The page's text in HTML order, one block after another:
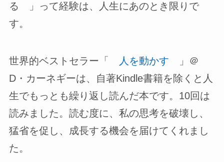
る 」って経験は、人生にあのとき限りで
す。
世界的ベストセラー「 人を動かす 」＠
D・カーネギーは、自著Kindle書籍を除くと人
生でもっとも繰り返し読んだ本です。10回は
読みました。読む度に、私の思考を破壊し、
猛省を促し、成長する機会を届けてくれまし
た。